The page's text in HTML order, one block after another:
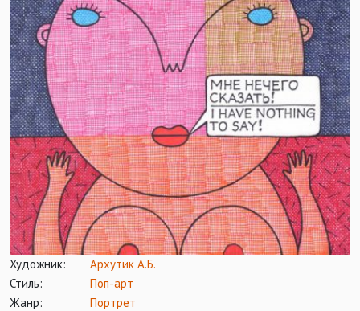
Художник:
Архутик А.Б.
Стиль:
Поп-арт
Жанр:
Портрет